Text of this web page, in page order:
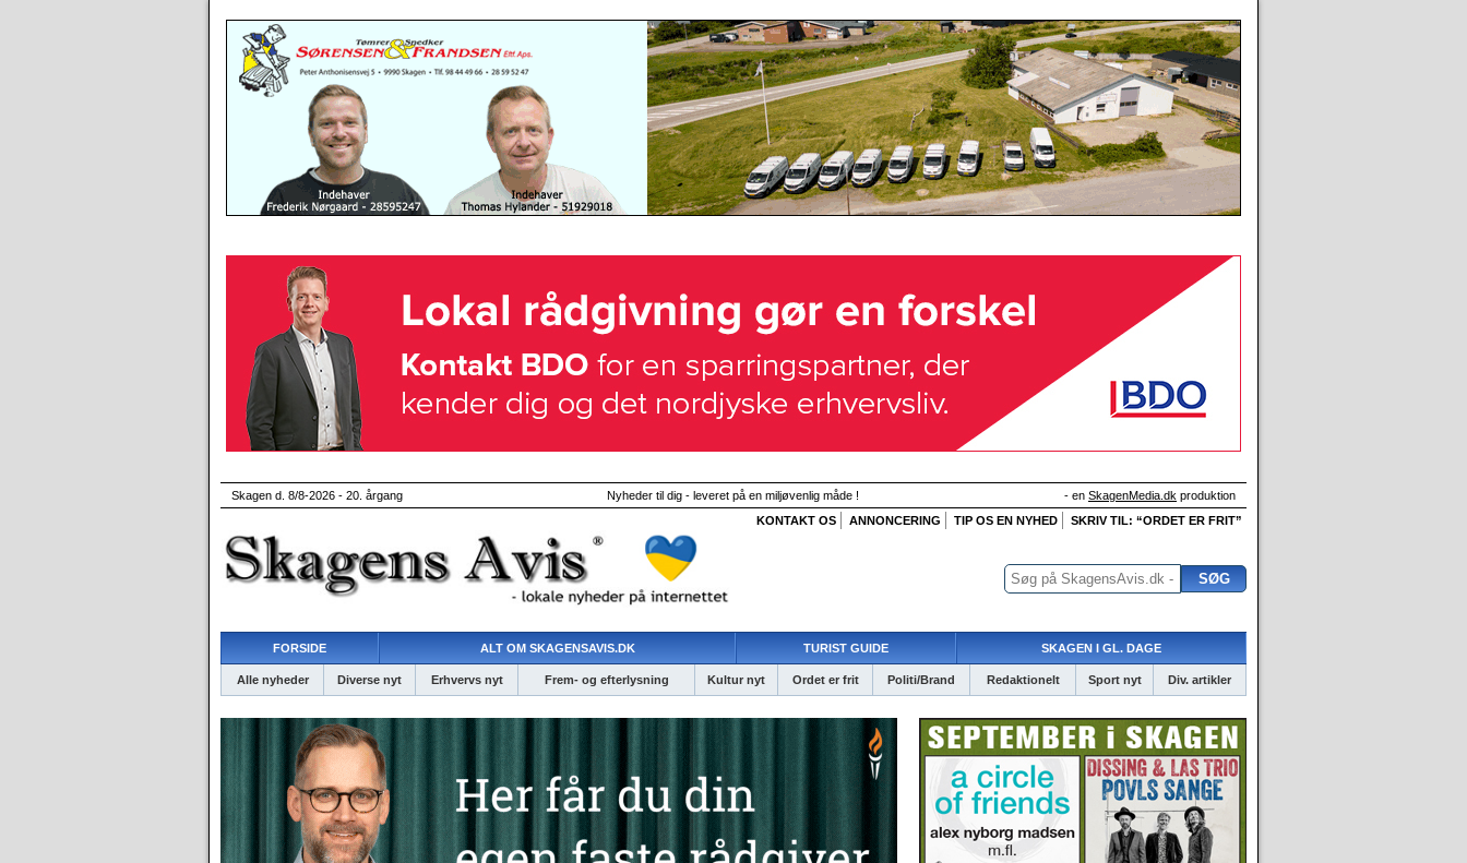
Skagen d. 8/8-2026 - 20. årgang Nyheder til dig - leveret på en miljøvenlig måde ! - en SkagenMedia.dk produktion
KONTAKT OS
ANNONCERING TIP OS EN NYHED SKRIV TIL: “ORDET ER FRIT”
FORSIDE ALT OM SKAGENSAVIS.DK TURIST GUIDE SKAGEN I GL. DAGE
Alle nyheder Diverse nyt Erhvervs nyt Frem- og efterlysning Kultur nyt Ordet er frit Politi/Brand Redaktionelt Sport nyt Div. artikler